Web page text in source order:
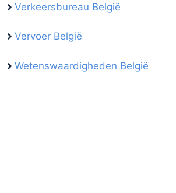
Verkeersbureau België
Vervoer België
Wetenswaardigheden België